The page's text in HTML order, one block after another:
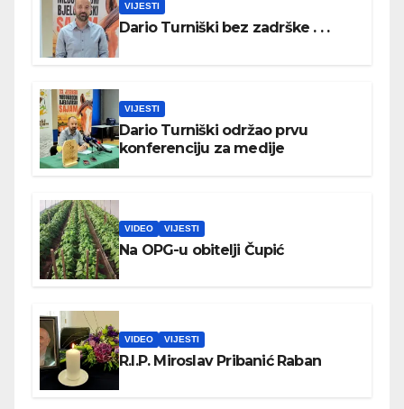
VIJESTI
Dario Turniški bez zadrške . . .
VIJESTI
Dario Turniški održao prvu
konferenciju za medije
VIDEO VIJESTI
Na OPG-u obitelji Čupić
VIDEO VIJESTI
R.I.P. Miroslav Pribanić Raban